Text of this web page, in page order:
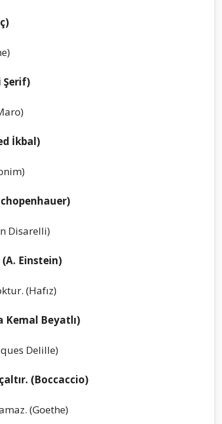
Şerif)
İkbal)
Disarelli)
Einstein)
(Hafız)
Kemal Beyatlı)
Delille)
(Boccaccio)
(Goethe)